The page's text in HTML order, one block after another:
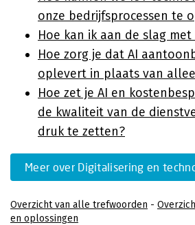
onze bedrijfsprocessen te
Hoe kan ik aan de slag met
Hoe zorg je dat AI
oplevert in plaats van
Hoe zet je AI en
de kwaliteit van de
druk te zetten?
Meer over Digitalisering en
Overzicht van alle trefwoorden -
en oplossingen